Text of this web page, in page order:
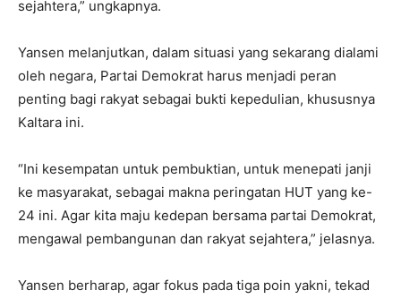
sejahtera,” ungkapnya.
Yansen melanjutkan, dalam situasi yang sekarang dialami
oleh negara, Partai Demokrat harus menjadi peran
penting bagi rakyat sebagai bukti kepedulian, khususnya
Kaltara ini.
“Ini kesempatan untuk pembuktian, untuk menepati janji
ke masyarakat, sebagai makna peringatan HUT yang ke-
24 ini. Agar kita maju kedepan bersama partai Demokrat,
mengawal pembangunan dan rakyat sejahtera,” jelasnya.
Yansen berharap, agar fokus pada tiga poin yakni, tekad